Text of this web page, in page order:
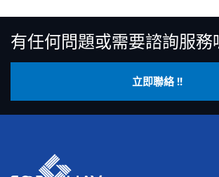
有任何問題或需要諮詢服務
立即聯絡 !!